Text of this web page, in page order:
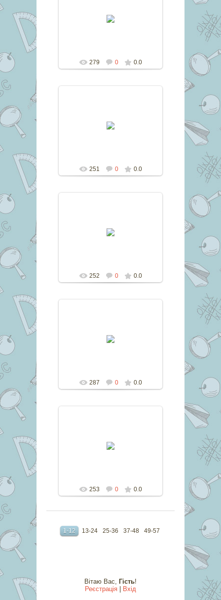
279 0 0.0
251 0 0.0
252 0 0.0
287 0 0.0
253 0 0.0
1-12 13-24 25-36 37-48 49-57
Вітаю Вас, Гість!
Реєстрація
Вхід